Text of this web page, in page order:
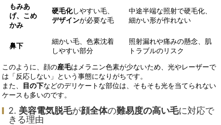
もみあ
げ、こめ
かみ
硬毛化しやすい毛、
デザインが必要な毛
中途半端な照射で硬毛化、
細かい形が作れない
鼻下
細かい毛、色素沈着
しやすい部分
照射漏れや痛みの懸念、肌
トラブルのリスク
このように、顔の産毛はメラニン色素が少ないため、光やレーザーで
は「反応しない」という事態になりがちです。
また、 目の下などのデリケートな部位は、そもそも光を当てられない
ケースも多いのです。
2. 美容電気脱毛が顔全体の難易度の高い毛に対応で
きる理由